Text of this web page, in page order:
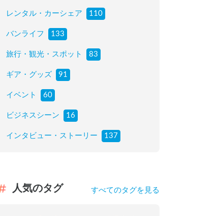
レンタル・カーシェア 110
バンライフ 133
旅行・観光・スポット 83
ギア・グッズ 91
イベント 60
ビジネスシーン 16
インタビュー・ストーリー 137
人気のタグ すべてのタグを見る